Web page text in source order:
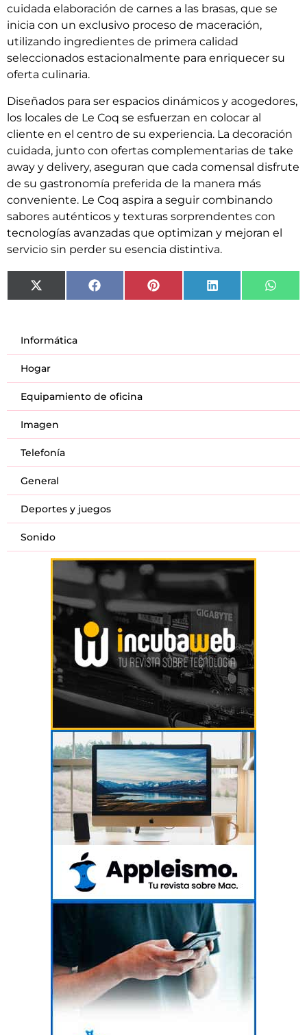
cuidada elaboración de carnes a las brasas, que se
inicia con un exclusivo proceso de maceración,
utilizando ingredientes de primera calidad
seleccionados estacionalmente para enriquecer su
oferta culinaria.
Diseñados para ser espacios dinámicos y acogedores,
los locales de Le Coq se esfuerzan en colocar al
cliente en el centro de su experiencia. La decoración
cuidada, junto con ofertas complementarias de take
away y delivery, aseguran que cada comensal disfrute
de su gastronomía preferida de la manera más
conveniente. Le Coq aspira a seguir combinando
sabores auténticos y texturas sorprendentes con
tecnologías avanzadas que optimizan y mejoran el
servicio sin perder su esencia distintiva.
X
(Twitter)
Facebook Pinterest LinkedIn
Informática
Hogar
Equipamiento de oficina
Imagen
Telefonía
General
Deportes y juegos
Sonido